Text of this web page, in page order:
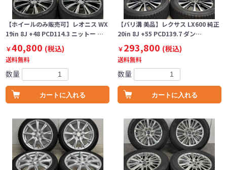
【ホイールのみ販売可】レオニス WX
19in 8J +48 PCD114.3 ニットー …
￥40,800 (税込)
送料無料
数量
カートに入れる
【バリ溝 美品】レクサス LX600 純正
20in 8J +55 PCD139.7 ダン…
￥293,800 (税込)
送料無料
数量
カートに入れる